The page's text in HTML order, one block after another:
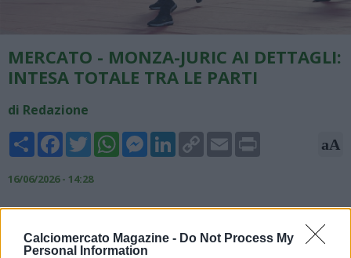
Calciomercato Magazine - Do Not Process My
Personal Information
MERCATO - MONZA-JURIC AI DETTAGLI:
INTESA TOTALE TRA LE PARTI
di Redazione
Share FacebookTwitterWhatsAppMessengerLinkedInCopy
Link
Email aA
16/06/2026 - 14:28
La chiusura tra Ivan Juric e il Monza sarebbe ormai ai dettagli.
L’intesa tra le parti sarebbe totale e la documentazione
necessaria per formalizzare l’accordo risulterebbe in fase di